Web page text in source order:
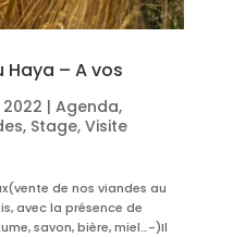
Haya – A vos
2022 | Agenda,
, Stage, Visite
de nos viandes au
avec la présence de
savon, bière, miel…-)Il